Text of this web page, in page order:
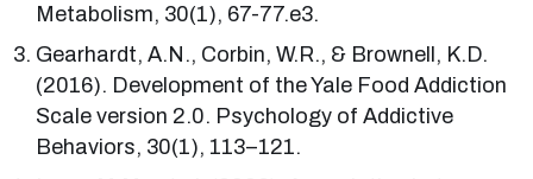
Metabolism, 30(1), 67-77.e3.
Gearhardt, A.N., Corbin, W.R., & Brownell, K.D.
(2016). Development of the Yale Food Addiction
Scale version 2.0. Psychology of Addictive
Behaviors, 30(1), 113–121.